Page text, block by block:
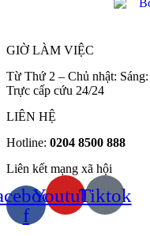
GIỜ LÀM VIỆC
Từ Thứ 2 – Chủ nhật:
Trực cấp cứu 24/24
LIÊN HỆ
Hotline: 0204 8500 888
Liên kết mạng xã hội
f
YoutubeTiktok